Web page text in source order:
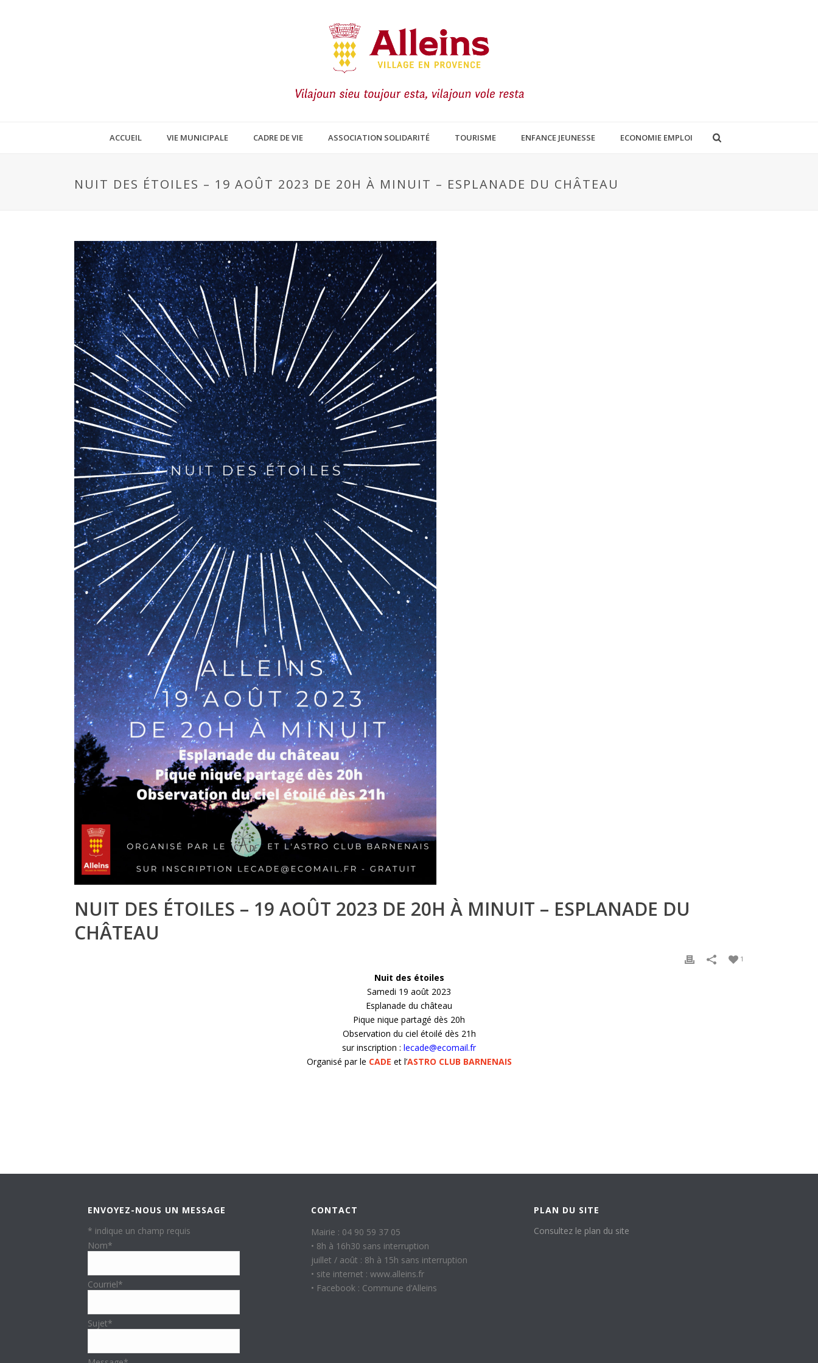
ACCUEIL VIE MUNICIPALE CADRE DE VIE ASSOCIATION SOLIDARITÉ TOURISME ENFANCE JEUNESSE ECONOMIE EMPLOI
NUIT DES ÉTOILES – 19 AOÛT 2023 DE 20H À MINUIT – ESPLANADE DU CHÂTEAU
NUIT DES ÉTOILES – 19 AOÛT 2023 DE 20H À MINUIT – ESPLANADE DU
CHÂTEAU
1
Nuit des étoiles
Samedi 19 août 2023
Esplanade du château
Pique nique partagé dès 20h
Observation du ciel étoilé dès 21h
sur inscription : lecade@ecomail.fr
Organisé par le CADE et l’ASTRO CLUB BARNENAIS
ENVOYEZ-NOUS UN MESSAGE
* indique un champ requis
Nom*
Courriel*
Sujet*
CONTACT
Mairie : 04 90 59 37 05
• 8h à 16h30 sans interruption
juillet / août : 8h à 15h sans interruption
• site internet : www.alleins.fr
• Facebook : Commune d’Alleins
PLAN DU SITE
Consultez le plan du site